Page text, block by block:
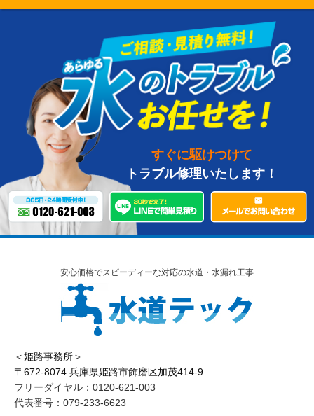
すぐに駆けつけて
トラブル修理いたします！
安心価格でスピーディーな対応の水道・水漏れ工事
＜姫路事務所＞
〒672-8074 兵庫県姫路市飾磨区加茂414-9
フリーダイヤル：0120-621-003
代表番号：079-233-6623